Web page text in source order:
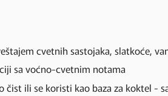
cvetnih sastojaka, slatkoće,
sa voćno-cvetnim notama
ili se koristi kao baza za koktel -